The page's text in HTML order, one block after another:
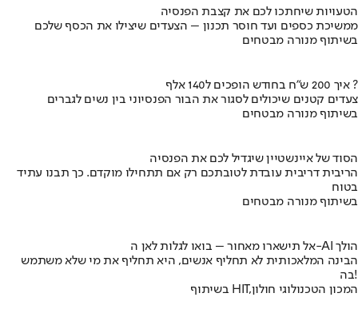
הטעויות שיחתכו לכם את קצבת הפנסיה
ממשיכת כספים ועד חוסר תכנון – הצעדים שיצילו את הכסף שלכם
בשיתוף מנורה מבטחים
איך 200 ש"ח בחודש הופכים ל140 אלף ?
צעדים קטנים שיכולים לסגור את הבור הפנסיוני בין נשים לגברים
בשיתוף מנורה מבטחים
הסוד של איינשטיין שיגדיל לכם את הפנסיה
הריבית דריבית עובדת לטובתכם רק אם תתחילו מוקדם. כך תבנו עתיד
בטוח
בשיתוף מנורה מבטחים
אל תישארו מאחור – בואו לגלות לאן ה-AI הולך
הבינה המלאכותית לא תחליף אנשים, היא תחליף את מי שלא משתמש
בה!
בשיתוף HIT,המכון הטכנולוגי חולון